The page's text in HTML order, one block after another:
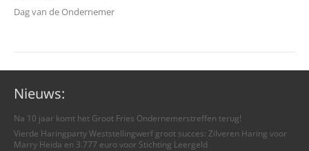
Dag van de Ondernemer
Nieuws:
Na 10 jaar komt het Groot Fries Ondernemerstreffen terug!
Vierde Haringparty Weststellingwerf groot succes: Zilveren Haring voor
Marry Heida en 3.777 euro voor Stichting Leergeld